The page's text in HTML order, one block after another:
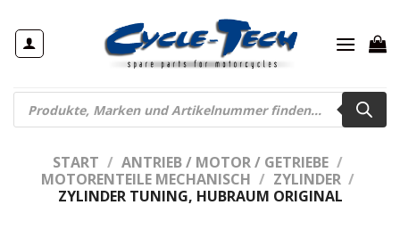
Inhalt
springen
Products
search
START / ANTRIEB / MOTOR / GETRIEBE /
MOTORENTEILE MECHANISCH / ZYLINDER /
ZYLINDER TUNING, HUBRAUM ORIGINAL